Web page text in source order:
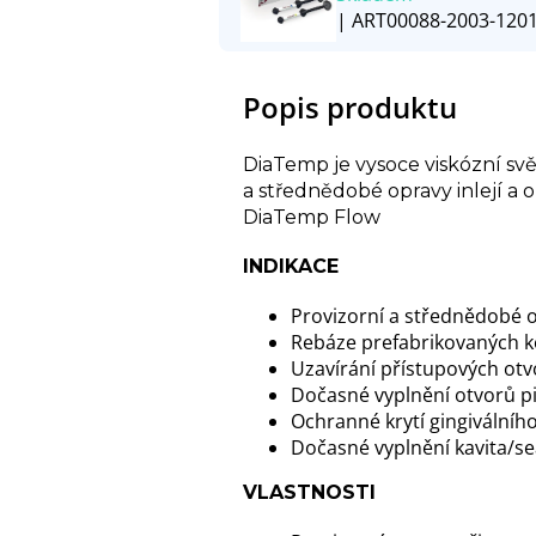
Popis produktu
DiaTemp je vysoce viskózní
a střednědobé opravy inlejí a
DiaTemp Flow
INDIKACE
Provizorní a střednědobé
Rebáze prefabrikovaných
Uzavírání přístupových
Dočasné vyplnění otvorů
Ochranné krytí
Dočasné vyplnění kavita/
VLASTNOSTI
| ART00088-2003-